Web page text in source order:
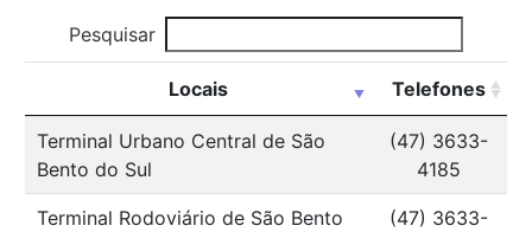
Pesquisar
Locais Telefones
Terminal Urbano Central de São
Bento do Sul
(47) 3633-
4185
Terminal Rodoviário de São Bento
(47) 3633-